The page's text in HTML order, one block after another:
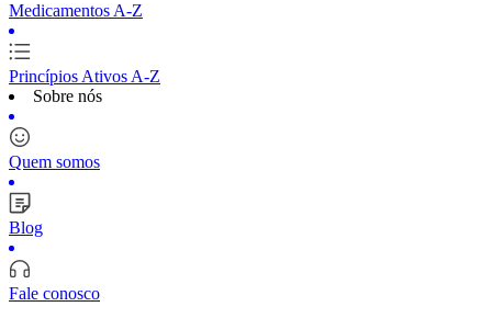
Medicamentos A-Z
Princípios Ativos A-Z
Sobre nós
Quem somos
Blog
Fale conosco